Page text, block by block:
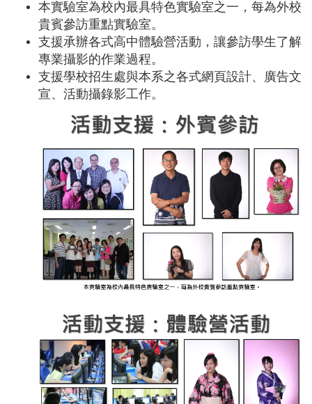
本實驗室為校內最具特色實驗室之一，每為外校
貴賓參訪重點實驗室。
支援承辦各式高中體驗營活動，讓參訪學生了解
專業攝影的作業過程。
支援學校招生處與本系之各式網頁設計、廣告文
宣、活動攝錄影工作。